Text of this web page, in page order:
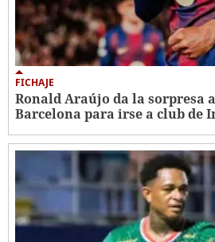
FICHAJE
Ronald Araújo da la sorpresa
Barcelona para irse a club de